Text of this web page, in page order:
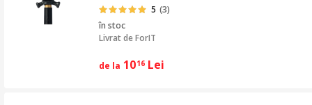
5 (3)
în stoc
Livrat deForIT
de la 1016 Lei